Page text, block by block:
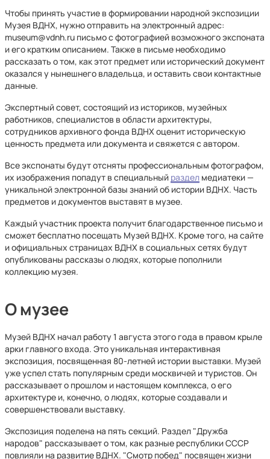
Чтобы принять участие в формировании народной экспозиции
Музея ВДНХ, нужно отправить на электронный адрес:
museum@vdnh.ru письмо с фотографией возможного экспоната
и его кратким описанием. Также в письме необходимо
рассказать о том, как этот предмет или исторический документ
оказался у нынешнего владельца, и оставить свои контактные
данные.
Экспертный совет, состоящий из историков, музейных
работников, специалистов в области архитектуры,
сотрудников архивного фонда ВДНХ оценит историческую
ценность предмета или документа и свяжется с автором.
Все экспонаты будут отсняты профессиональным фотографом,
их изображения попадут в специальный раздел медиатеки —
уникальной электронной базы знаний об истории ВДНХ. Часть
предметов и документов выставят в музее.
Каждый участник проекта получит благодарственное письмо и
сможет бесплатно посещать Музей ВДНХ. Кроме того, на сайте
и официальных страницах ВДНХ в социальных сетях будут
опубликованы рассказы о людях, которые пополнили
коллекцию музея.
О музее
Музей ВДНХ начал работу 1 августа этого года в правом крыле
арки главного входа. Это уникальная интерактивная
экспозиция, посвященная 80-летней истории выставки. Музей
уже успел стать популярным среди москвичей и туристов. Он
рассказывает о прошлом и настоящем комплекса, о его
архитектуре и, конечно, о людях, которые создавали и
совершенствовали выставку.
Экспозиция поделена на пять секций. Раздел "Дружба
народов" рассказывает о том, как разные республики СССР
повлияли на развитие ВДНХ. "Смотр побед" посвящен жизни